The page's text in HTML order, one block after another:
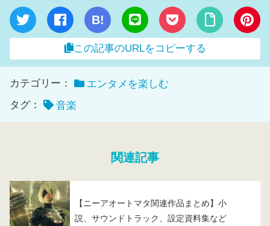
B!
この記事のURLをコピーする
カテゴリー：
エンタメを楽しむ
タグ：
音楽
関連記事
【ニーアオートマタ関連作品まとめ】小
説、サウンドトラック、設定資料集など